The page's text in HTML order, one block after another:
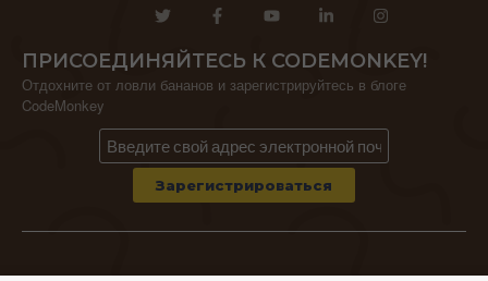
ПРИСОЕДИНЯЙТЕСЬ К CODEMONKEY!
Отдохните от ловли бананов и зарегистрируйтесь в блоге
CodeMonkey